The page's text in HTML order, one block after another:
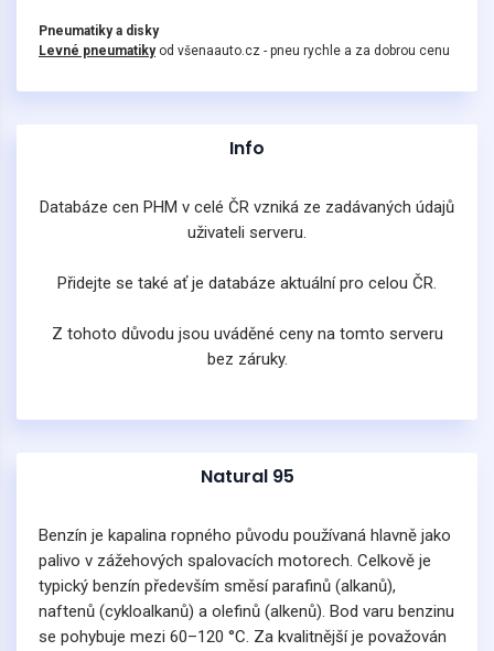
Pneumatiky a disky
Levné pneumatikyod všenaauto.cz - pneu rychle a za dobrou cenu
Info
Databáze cen PHM v celé ČR vzniká ze zadávaných údajů
uživateli serveru.
Přidejte se také ať je databáze aktuální pro celou ČR.
Z tohoto důvodu jsou uváděné ceny na tomto serveru
bez záruky.
Natural 95
Benzín je kapalina ropného původu používaná hlavně jako
palivo v zážehových spalovacích motorech. Celkově je
typický benzín především směsí parafinů (alkanů),
naftenů (cykloalkanů) a olefinů (alkenů). Bod varu benzinu
se pohybuje mezi 60–120 °C. Za kvalitnější je považován